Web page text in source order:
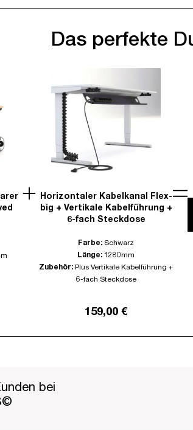
Das perfekte
Horizontaler Kabelkanal Flex-
big + Vertikale Kabelführung +
6-fach Steckdose
Farbe: Schwarz
Länge: 1280mm
Zubehör: Plus Vertikale Kabelführung +
6-fach Steckdose
159,00 €
bei